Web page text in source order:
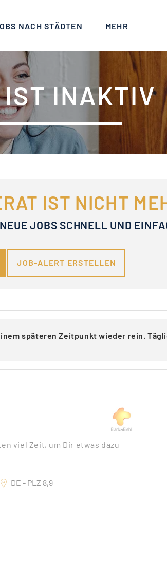
NACH STÄDTEN MEHR
INAKTIV
IST NICHT
JOBS SCHNELL UND
JOB-ALERT ERSTELLEN
späteren Zeitpunkt wieder rein.
viel Zeit, um Dir etwas dazu
DE - PLZ 8,9